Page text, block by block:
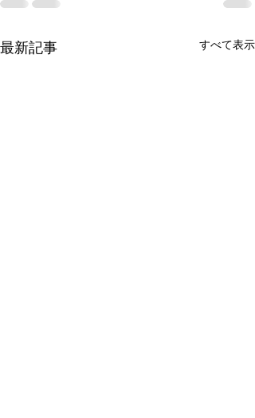
最新記事 すべて表示